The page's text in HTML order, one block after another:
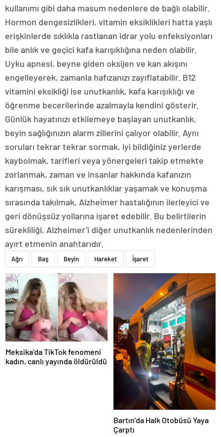
kullanımı gibi daha masum nedenlere de bağlı olabilir.
Hormon dengesizlikleri, vitamin eksiklikleri hatta yaşlı
erişkinlerde sıklıkla rastlanan idrar yolu enfeksiyonları
bile anlık ve geçici kafa karışıklığına neden olabilir.
Uyku apnesi, beyne giden oksijen ve kan akışını
engelleyerek, zamanla hafızanızı zayıflatabilir. B12
vitamini eksikliği ise unutkanlık, kafa karışıklığı ve
öğrenme becerilerinde azalmayla kendini gösterir.
Günlük hayatınızı etkilemeye başlayan unutkanlık,
beyin sağlığınızın alarm zillerini çalıyor olabilir. Aynı
soruları tekrar tekrar sormak, iyi bildiğiniz yerlerde
kaybolmak, tarifleri veya yönergeleri takip etmekte
zorlanmak, zaman ve insanlar hakkında kafanızın
karışması, sık sık unutkanlıklar yaşamak ve konuşma
sırasında takılmak, Alzheimer hastalığının ilerleyici ve
geri dönüşsüz yollarına işaret edebilir. Bu belirtilerin
sürekliliği, Alzheimer’i diğer unutkanlık nedenlerinden
ayırt etmenin anahtarıdır.
Ağrı Baş Beyin Hareket İşaret
Meksika’da TikTok fenomeni
kadın, canlı yayında öldürüldü
Bartın’da Halk Otobüsü Yaya
Çarptı